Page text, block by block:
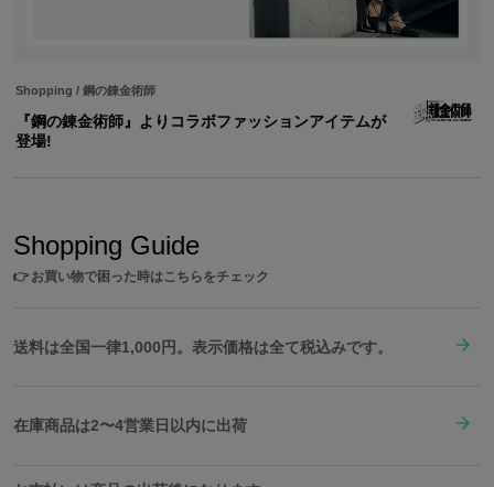
Shopping / 鋼の錬金術師
『鋼の錬金術師』よりコラボファッションアイテムが
登場!
Shopping Guide
👉お買い物で困った時はこちらをチェック
送料は全国一律1,000円。表示価格は全て税込みです。
在庫商品は2〜4営業日以内に出荷